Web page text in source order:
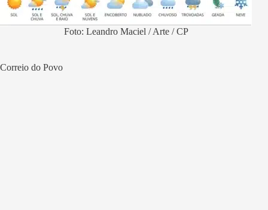
Foto: Leandro Maciel / Arte / CP
Correio do Povo